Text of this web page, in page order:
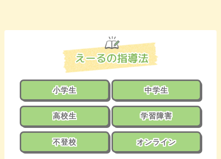
小学生 中学生
高校生 学習障害
不登校 オンライン